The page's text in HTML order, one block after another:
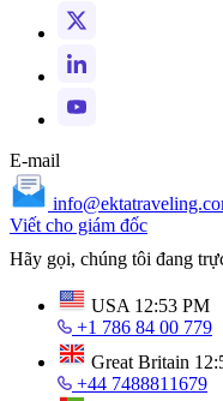
E-mail
Viết cho giám đốc
Hãy gọi, chúng tôi đang
USA 12:53 PM
+1 786 84 00 779
Great Britain
+44 7488811679